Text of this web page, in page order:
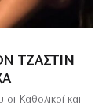
ΤΖΆΣΤΙΝ
Καθολικοί και